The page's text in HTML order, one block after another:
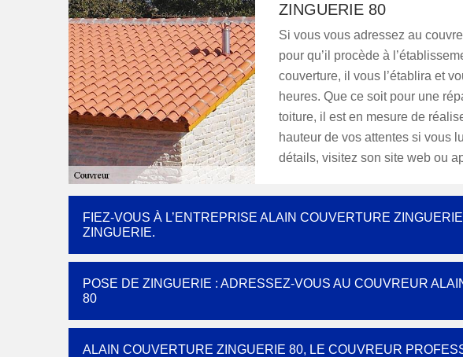
ZINGUERIE 80
Si vous vous adressez au
pour qu’il procède à
couverture, il vous l’établira et
heures. Que ce soit pour une
toiture, il est en mesure de
hauteur de vos attentes si vous
détails, visitez son site web ou
FIEZ-VOUS À L’ENTREPRISE ALAIN COUVERTURE
ZINGUERIE.
POSE DE ZINGUERIE : ADRESSEZ-VOUS AU COUVREUR
80
ALAIN COUVERTURE ZINGUERIE 80, LE COUVREUR